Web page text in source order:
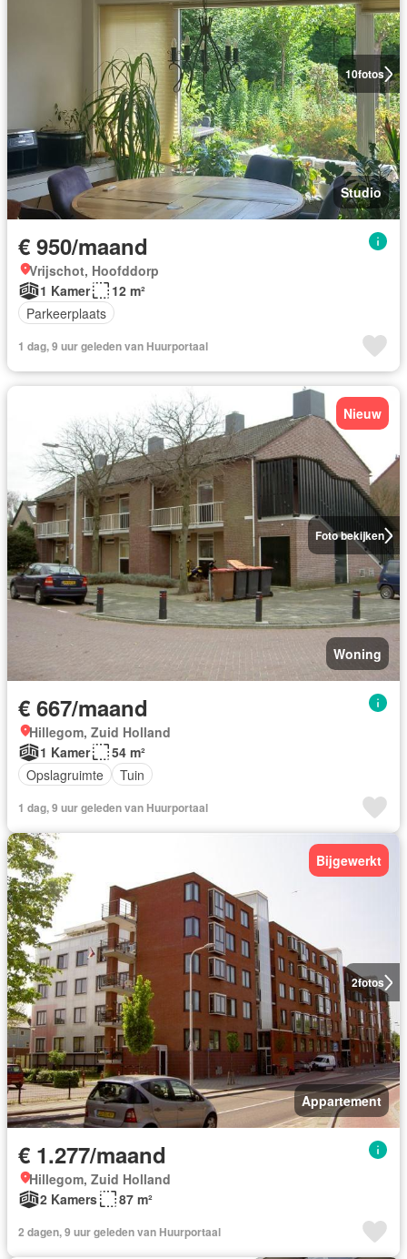
10fotos
Studio
€ 950/maand
Vrijschot, Hoofddorp
1 Kamer
12 m²
Parkeerplaats
1 dag, 9 uur geleden van Huurportaal
Foto bekijken
Nieuw
Woning
€ 667/maand
Hillegom, Zuid Holland
1 Kamer
54 m²
Opslagruimte
Tuin
1 dag, 9 uur geleden van Huurportaal
2fotos
Bijgewerkt
Appartement
€ 1.277/maand
Hillegom, Zuid Holland
2 Kamers
87 m²
2 dagen, 9 uur geleden van Huurportaal